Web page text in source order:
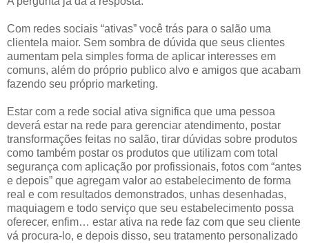
Com redes sociais “ativas” você trás para o salão uma
clientela maior. Sem sombra de dúvida que seus clientes
aumentam pela simples forma de aplicar interesses em
comuns, além do próprio publico alvo e amigos que acabam
fazendo seu próprio marketing.
Estar com a rede social ativa significa que uma pessoa
deverá estar na rede para gerenciar atendimento, postar
transformações feitas no salão, tirar dúvidas sobre produtos
como também postar os produtos que utilizam com total
segurança com aplicação por profissionais, fotos com “antes
e depois” que agregam valor ao estabelecimento de forma
real e com resultados demonstrados, unhas desenhadas,
maquiagem e todo serviço que seu estabelecimento possa
oferecer, enfim… estar ativa na rede faz com que seu cliente
vá procura-lo, e depois disso, seu tratamento personalizado